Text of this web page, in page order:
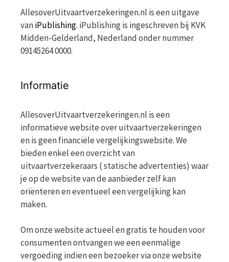
AllesoverUitvaartverzekeringen.nl is een uitgave
vaniPublishing. iPublishing is ingeschreven bij KVK
Midden-Gelderland, Nederland onder nummer
09145264 0000.
Informatie
AllesoverUitvaartverzekeringen.nl is een
informatieve website over uitvaartverzekeringen
en is geen financiële vergelijkingswebsite. We
bieden enkel een overzicht van
uitvaartverzekeraars ( statische advertenties) waar
je op de website van de aanbieder zelf kan
oriënteren en eventueel een vergelijking kan
maken.
Om onze website actueel en gratis te houden voor
consumenten ontvangen we een eenmalige
vergoeding indien een bezoeker via onze website